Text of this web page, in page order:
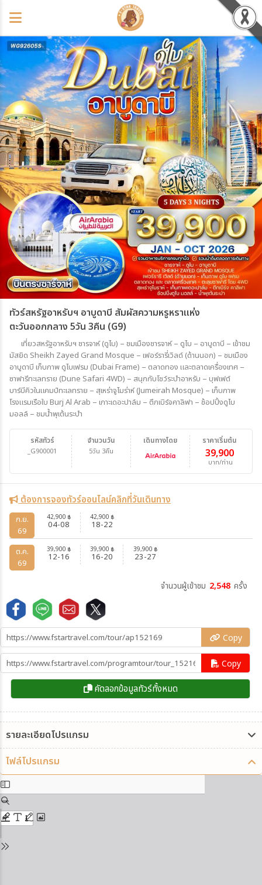
ทัวร์สหรัฐอาหรับฯ อาบูดาบี สัมผัสความหรูหราแห่ง
ตะวันออกกลาง 5วัน 3คืน (G9)
เที่ยวสหรัฐอาหรับฯ ชารจาห์ (ดูไบ) – ชมเมืองชารจาห์ – ดูไบ – อาบูดาบี – เข้าชม
มัสยิด Sheikh Zayed Grand Mosque – เฟอร์รารี่เวิลด์ (ด้านนอก) – ชมเมือง
อาบูดาบี เก็บภาพ ดูไบเฟรม (Dubai Frame) – ตลาดทอง และตลาดเครื่องเทศ –
ซาฟารีทะเลทราย (Dune Safari 4WD) – สนุกกับโชว์ระบำอาหรับ – บุฟเฟต์
บาร์บีคิวในแคมป์ทะเลทราย – สุเหร่าจูไมร่าห์ (Jumeirah Mosque) – เก็บภาพ
โรงแรมเรือใบ Burj Al Arab – เกาะเดอะปาล์ม – ตึกเบิร์จคาลิฟา – ช้อปปิ้งดูไบ
มอลล์ – ชมน้ำพุเต้นระบำ
รหัสทัวร์
_G900001
จำนวนวัน
5วัน 3คืน
ราคาเริ่มต้น
39,900
บาท/ท่าน
เดินทางโดย
ต้องการจองทัวร์ออนไลน์คลิกที่วันเดินทาง
ก.ย.
69
42,900 ฿
04-08
42,900 ฿
18-22
ต.ค.
69
39,900 ฿
12-16
39,900 ฿
16-20
39,900 ฿
23-27
จำนวนผู้เข้าชม 2,548 ครั้ง
Copy
Copy
คัดลอกข้อมูลทัวร์ทั้งหมด
รายละเอียดโปรแกรม
ไฟล์โปรแกรม